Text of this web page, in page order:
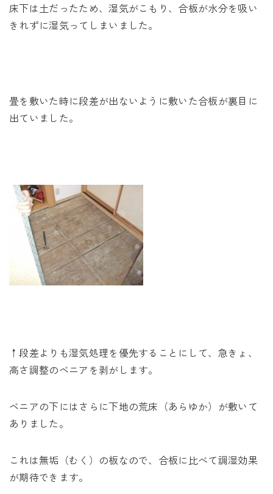
床下は土だったため、湿気がこもり、合板が水分を吸い
きれずに湿気ってしまいました。
畳を敷いた時に段差が出ないように敷いた合板が裏目に
出ていました。
↑段差よりも湿気処理を優先することにして、急きょ、
高さ調整のベニアを剥がします。
ベニアの下にはさらに下地の荒床（あらゆか）が敷いて
ありました。
これは無垢（むく）の板なので、合板に比べて調湿効果
が期待できます。